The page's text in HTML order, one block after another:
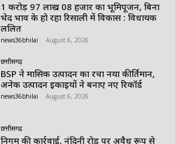
1 करोड़ 97 लाख 08 हजार का भूमिपूजन, बिना
भेद भाव के हो रहा रिसाली में विकास : विधायक
ललित
news36bhilai August 6, 2026
छत्तीसगढ़
BSP ने मासिक उत्पादन का रचा नया कीर्तिमान,
अनेक उत्पादन इकाइयों ने बनाए नए रिकॉर्ड
news36bhilai August 6, 2026
छत्तीसगढ़
निगम की कार्रवाई, नंदिनी रोड पर अवैध रूप से